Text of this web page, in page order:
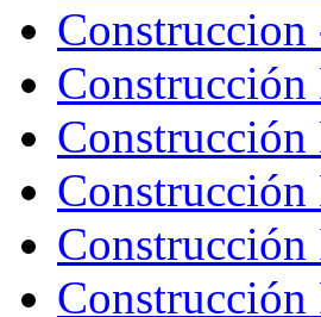
Construccion
Construcción
Construcción
Construcción
Construcción